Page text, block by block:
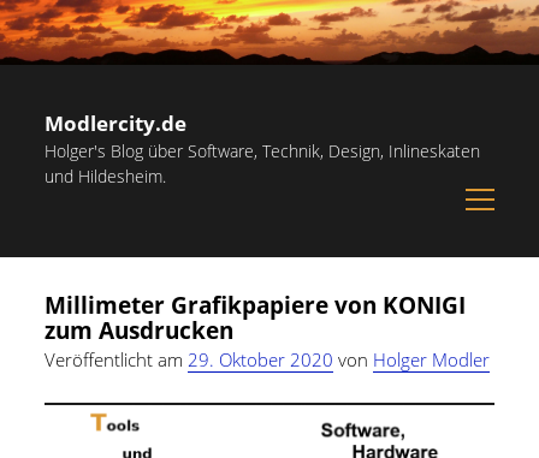
Modlercity.de
Holger's Blog über Software, Technik, Design, Inlineskaten
und Hildesheim.
open
menu
Startseite
Inlineskaten in Hildesheim
Papiervorlagen – Hilfreiche Vorlagen zum Ausdrucken
Kostenlose Illustrationen und Grafiken
Notdienst-Rufnummern für Hildesheim
Suchen
Kategorien
Millimeter Grafikpapiere von KONIGI
zum Ausdrucken
Veröffentlicht am 29. Oktober 2020 von Holger Modler